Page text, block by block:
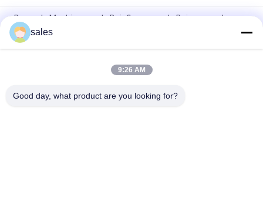
De ronde Machine van de Buisflens voor de Buizen van de
Luchtvoorwaarde het Passen
Hoekstaal om Flens die de Flensmachine maken van de
sales
9:26 AM
Good day, what product are you looking for?